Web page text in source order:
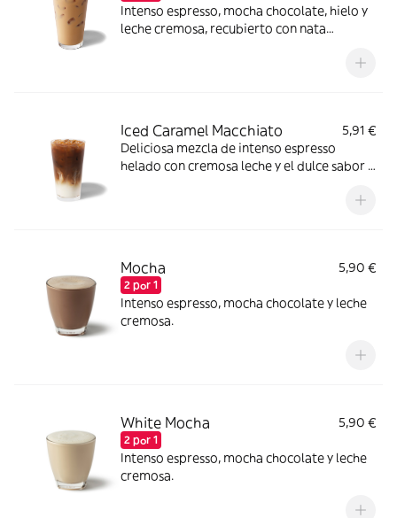
Intenso espresso, mocha chocolate, hielo y
leche cremosa, recubierto con nata
Iced Caramel Macchiato
5,91 €
Deliciosa mezcla de intenso espresso
helado con cremosa leche y el dulce sabor y
Mocha
2 por 1
5,90 €
Intenso espresso, mocha chocolate y leche
cremosa.
White Mocha
2 por 1
5,90 €
Intenso espresso, mocha chocolate y leche
cremosa.